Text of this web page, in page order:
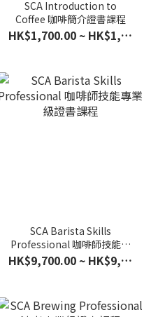
SCA Introduction to
Coffee 咖啡簡介證書課程
HK$1,700.00 ~ HK$1,800.00
SCA Barista Skills
Professional 咖啡師技能專
業級證書課程
HK$9,700.00 ~ HK$9,800.00